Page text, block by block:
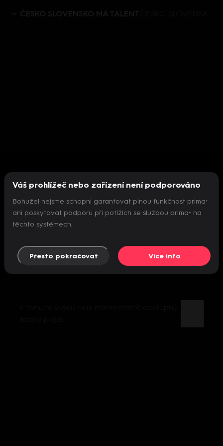
ČESKO SLOVENSKO MÁ TALENT
Nepodařilo se inicializovat přehrávač
Váš prohlížeč nebo zařízení není podporováno
Bohužel nejsme schopni garantovat plnou funkčnost prima+
ani poskytovat podporu při potížích se službou prima+ na
těchto systémech.
Přesto pokračovat Více info